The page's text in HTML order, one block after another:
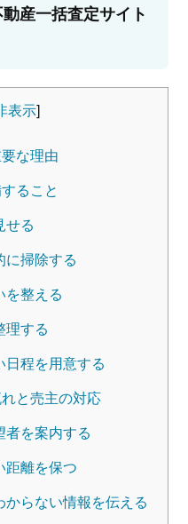
産一括査定サイト
表示]
な理由
ること
せる
掃除する
を整える
する
程を用意する
と売主の対応
を案内する
離を保つ
らない情報を伝える